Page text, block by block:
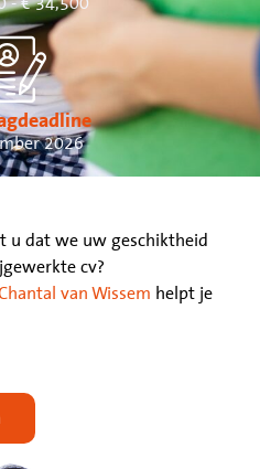
2026
u dat we uw geschiktheid
cv?
van Wissem helpt je